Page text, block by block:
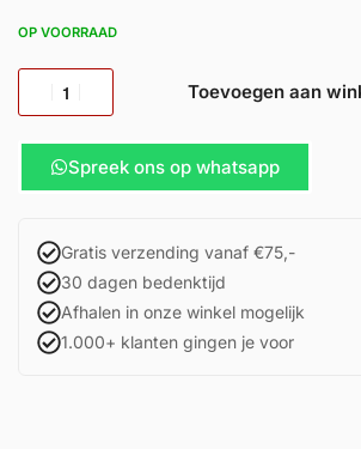
OP VOORRAAD
Toevoegen aan
Spreek ons op whatsapp
Gratis verzending vanaf €75,-
30 dagen bedenktijd
Afhalen in onze winkel mogelijk
1.000+ klanten gingen je voor